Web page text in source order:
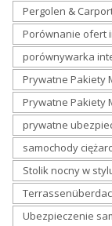
Pergolen &
Porównanie ofert
porównywarka
Prywatne Pakiety
Prywatne Pakiety
prywatne
samochody
Stolik nocny w
Ubezpieczenie